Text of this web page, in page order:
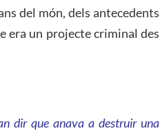
del món, dels antecedents
era un projecte criminal des
dir que anava a destruir una